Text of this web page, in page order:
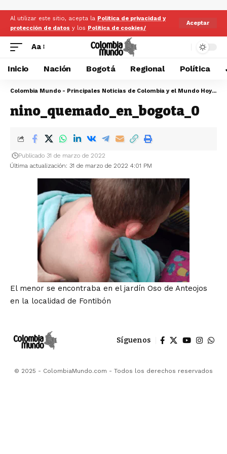
Al utilizar este sitio, acepta la Politica de privacidad y
protección de datos y los Politica de cookies/
Aceptar
Aa
Inicio Nación Bogotá Regional Política
Colombia Mundo - Principales Noticias de Colombia y el Mundo Hoy
>
nino_quemado_en_bogota_0
Última actualización: 31 de marzo de 2022 4:01 PM
Publicado 31 de marzo de 2022
El menor se encontraba en el jardín Oso de Anteojos
en la localidad de Fontibón
Síguenos
© 2025 - ColombiaMundo.com - Todos los derechos reservados